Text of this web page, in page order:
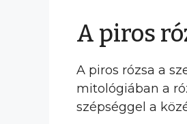
A piros
A piros rózsa a
mitológiában a
szépséggel a